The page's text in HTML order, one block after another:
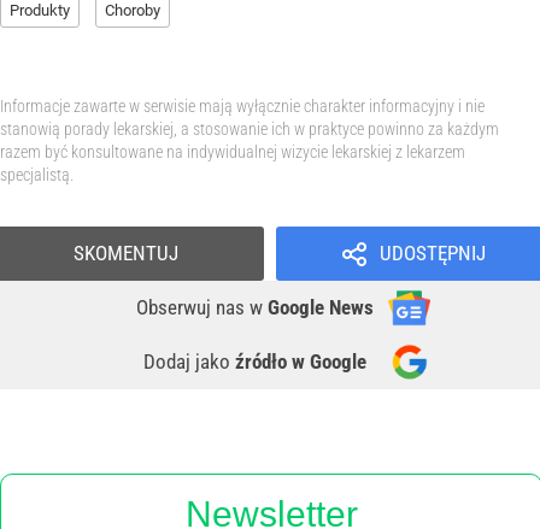
Produkty Choroby
Informacje zawarte w serwisie mają wyłącznie charakter informacyjny i nie
stanowią porady lekarskiej, a stosowanie ich w praktyce powinno za każdym
razem być konsultowane na indywidualnej wizycie lekarskiej z lekarzem
specjalistą.
UDOSTĘPNIJ
Obserwuj nas w Google News
Dodaj jako źródło w Google
SKOMENTUJ
Newsletter